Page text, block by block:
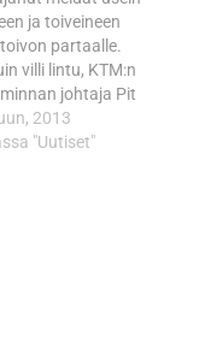
ja toiveineen
partaalle.
villi lintu, KTM:n
johtaja Pit
lentävää
Beirer joutui
2013
"Uutiset"